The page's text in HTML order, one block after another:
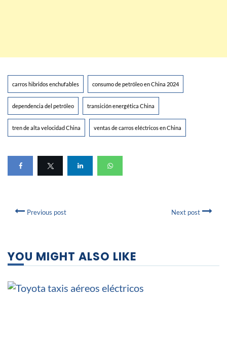
carros hibridos enchufables consumo de petróleo en China 2024
dependencia del petróleo transición energética China
tren de alta velocidad China ventas de carros eléctricos en China
Previous post Next post
YOU MIGHT ALSO LIKE